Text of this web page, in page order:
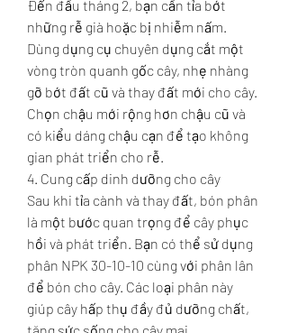
Đến đầu tháng 2, bạn cần tỉa bớt
những rễ già hoặc bị nhiễm nấm.
Dùng dụng cụ chuyên dụng cắt một
vòng tròn quanh gốc cây, nhẹ nhàng
gỡ bớt đất cũ và thay đất mới cho cây.
Chọn chậu mới rộng hơn chậu cũ và
có kiểu dáng chậu cạn để tạo không
gian phát triển cho rễ.
4. Cung cấp dinh dưỡng cho cây
Sau khi tỉa cành và thay đất, bón phân
là một bước quan trọng để cây phục
hồi và phát triển. Bạn có thể sử dụng
phân NPK 30-10-10 cùng với phân lân
để bón cho cây. Các loại phân này
giúp cây hấp thụ đầy đủ dưỡng chất,